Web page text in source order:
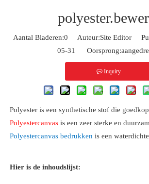
Aantal Bladeren:0 Auteur:Site Editor
05-31 Oorsprong:
Inquiry
Polyester is een synthetische stof die
Polyestercanvas is een zeer sterke en
Polyestercanvas bedrukken is een
Hier is de inhoudslijst: